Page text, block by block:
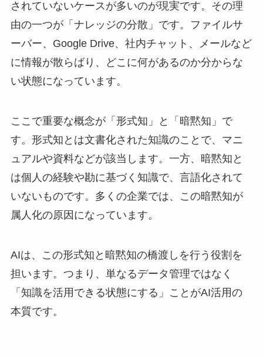
されていないケースが多いのが現実です。その理
由の一つが「ナレッジの分散」です。ファイルサ
ーバー、Google Drive、社内チャット、メールなど
に情報が散らばり、どこに何があるのか分からな
い状態になっています。
ここで重要な概念が「形式知」と「暗黙知」で
す。形式知とは文書化された知識のことで、マニ
ュアルや資料などが該当します。一方、暗黙知と
は個人の経験や勘に基づく知識で、言語化されて
いないものです。多くの企業では、この暗黙知が
属人化の原因になっています。
AIは、この形式知と暗黙知の橋渡しを行う役割を
担います。つまり、単なるデータ管理ではなく
「知識を活用できる状態にする」ことがAI活用の
本質です。